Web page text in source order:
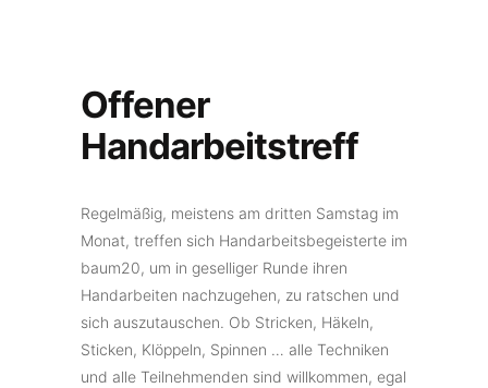
Impressum
Datenschutz
Offener
Handarbeitstreff
Regelmäßig, meistens am dritten Samstag im
Monat, treffen sich Handarbeitsbegeisterte im
baum20, um in geselliger Runde ihren
Handarbeiten nachzugehen, zu ratschen und
sich auszutauschen. Ob Stricken, Häkeln,
Sticken, Klöppeln, Spinnen … alle Techniken
und alle Teilnehmenden sind willkommen, egal